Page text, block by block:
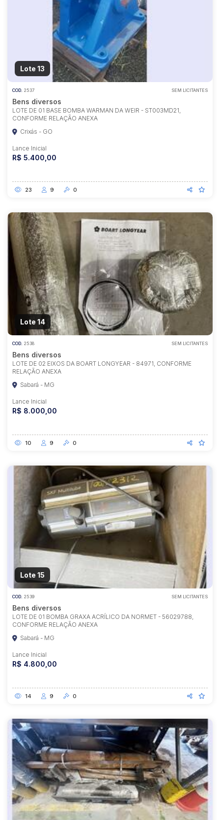
Lote 13
COD. 2537 SEM LICITANTES
Bens diversos
LOTE DE 01 BASE BOMBA WARMAN DA WEIR - ST003MD21,
CONFORME RELAÇÃO ANEXA
Crixás - GO
Lance Inicial
R$ 5.400,00
23 9 0
Lote 14
COD. 2538 SEM LICITANTES
Bens diversos
LOTE DE 02 EIXOS DA BOART LONGYEAR - 84971, CONFORME
RELAÇÃO ANEXA
Sabará - MG
Lance Inicial
R$ 8.000,00
10 9 0
Lote 15
COD. 2539 SEM LICITANTES
Bens diversos
LOTE DE 01 BOMBA GRAXA ACRÍLICO DA NORMET - 56029788,
CONFORME RELAÇÃO ANEXA
Sabará - MG
Lance Inicial
R$ 4.800,00
14 9 0